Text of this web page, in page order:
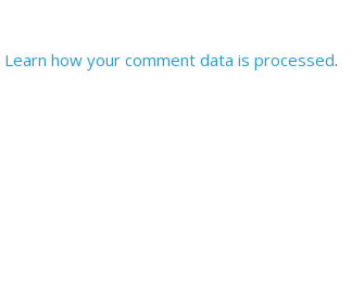
Learn how your comment data is processed.